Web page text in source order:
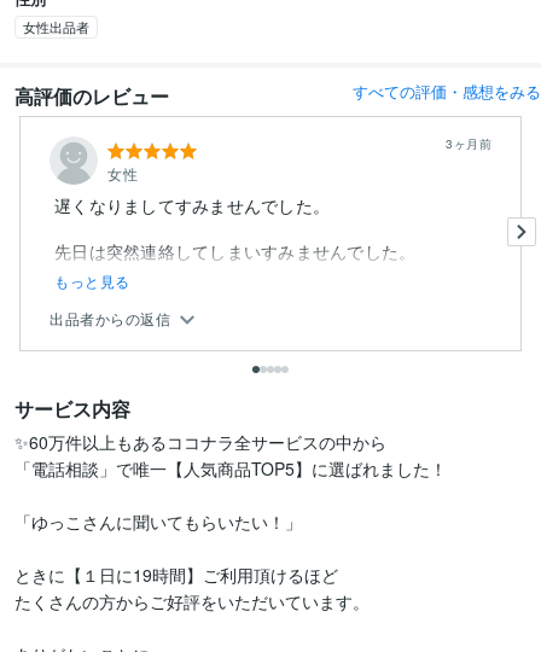
女性出品者
高評価のレビュー すべての評価・感想をみる
女性
3ヶ月前
遅くなりましてすみませんでした。
先日は突然連絡してしまいすみませんでした。
もっと見る
出品者からの返信
サービス内容
✨60万件以上もあるココナラ全サービスの中から
「電話相談」で唯一【人気商品TOP5】に選ばれました！
「ゆっこさんに聞いてもらいたい！」
ときに【１日に19時間】ご利用頂けるほど
たくさんの方からご好評をいただいています。